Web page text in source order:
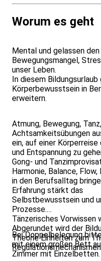
Worum es geht
Mental und gelassen
Bewegungsmangel,
unser Leben.
In diesem
Körperbewusstsein in
erweitern.
Atmung, Bewegung,
Achtsamkeitsübungen
ein, auf einer
und Entspannung zu
Gong- und
Harmonie, Balance,
in den Berufsalltag
Erfahrung stärkt das
Selbstbewusstsein und
Prozesse.
Tänzerisches
Abgerundet wird der
Theorie Einheiten zum
Bei Doppelbelegung
mit einem großen Bett
Zimmer mit Einzelbetten.